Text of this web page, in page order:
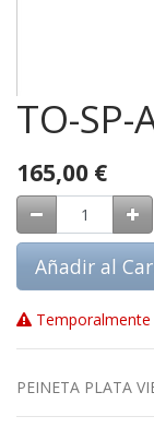
TO-SP-
165,00 €
Añadir al
Temporalmente
PEINETA PLATA